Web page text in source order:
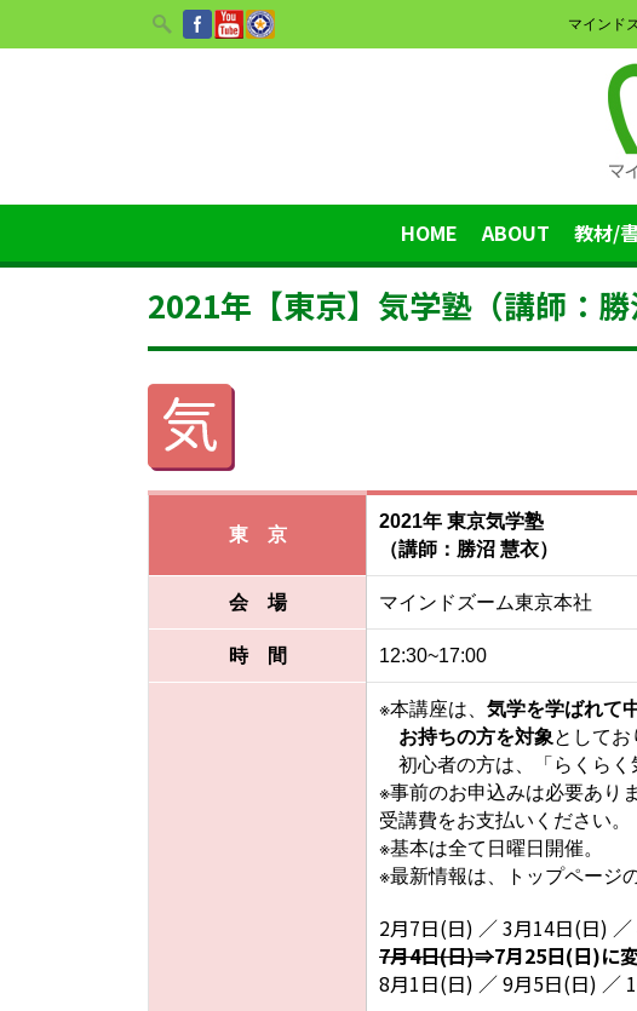
マインド
HOME ABOUT 教材/
2021年【東京】気学塾（講師：勝
東 京
2021年 東京気学塾
（講師：勝沼 慧衣）
会 場 マインドズーム東京本社
時 間 12:30~17:00
※本講座は、 気学を学ばれて
お持ちの方を対象としてお
初心者の方は、「らくらく
※事前のお申込みは必要あり
受講費をお支払いください。
※基本は全て日曜日開催。
※最新情報は、トップページ
2月7日(日) ／ 3月14日(日)
7月4日(日)⇒7月25日(日)に
8月1日(日) ／ 9月5日(日) ／